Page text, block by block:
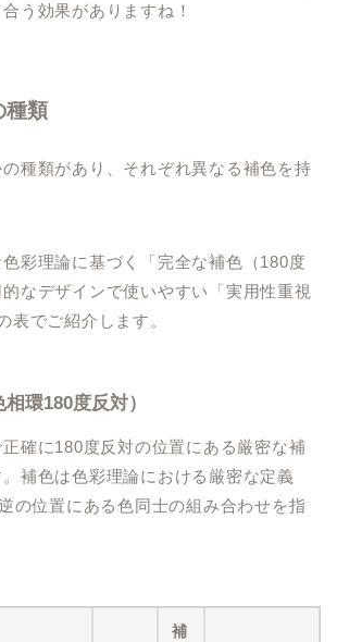
う効果がありますね！
種類
種類があり、それぞれ異なる補色を持
彩理論に基づく「完全な補色（180度
なデザインで使いやすい「実用性重視
表でご紹介します。
環180度反対）
確に180度反対の位置にある厳密な補
補色は色彩理論における厳密な定義
の位置にある色同士の組み合わせを指
補